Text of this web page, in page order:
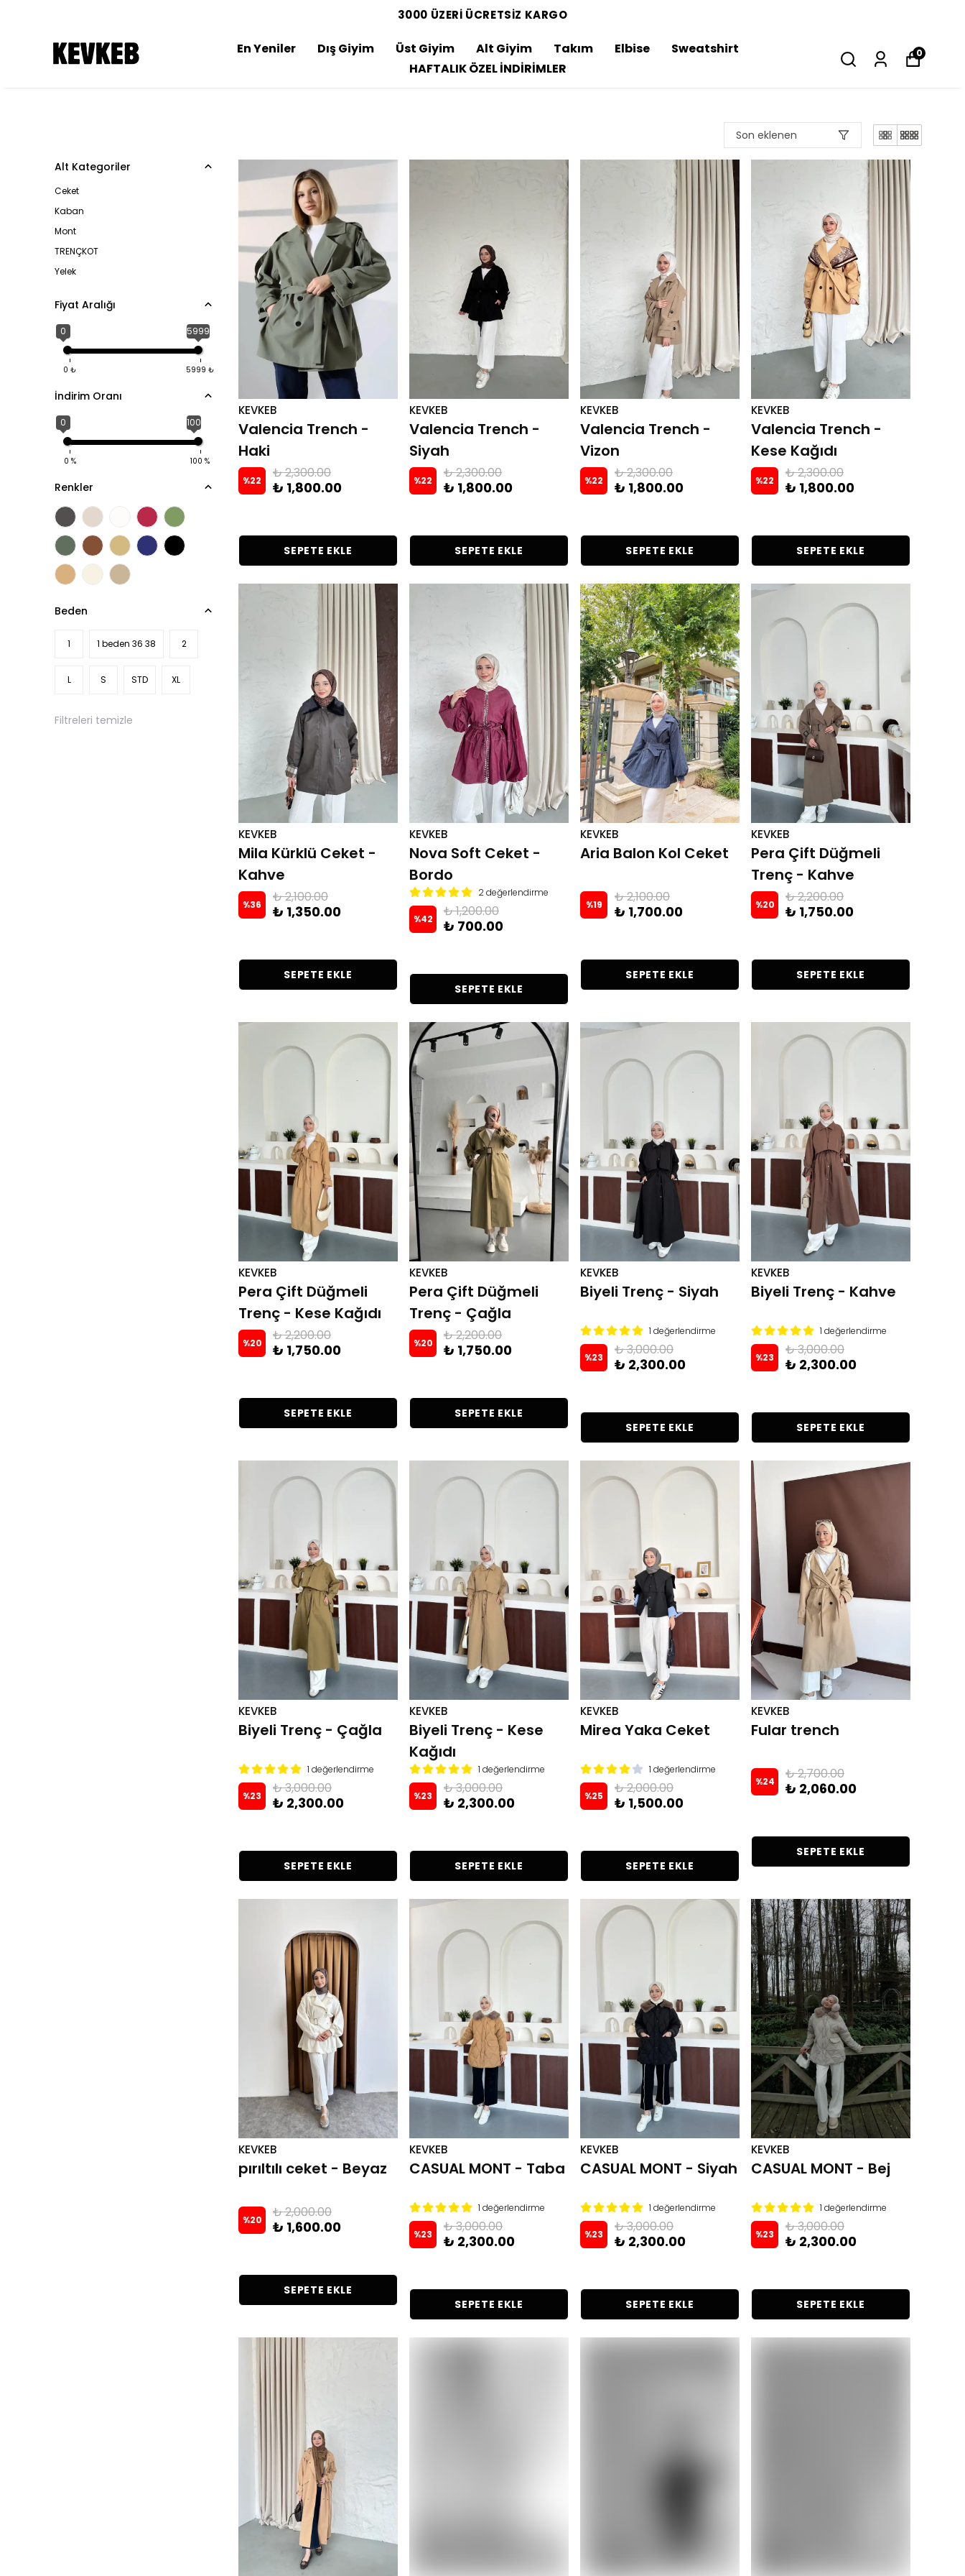
3000 ÜZERİ ÜCRETSİZ KARGO
En Yeniler Dış Giyim Üst Giyim Alt Giyim Takım Elbise
Sweatshirt
HAFTALIK ÖZEL İNDİRİMLER
0
Son eklenen
Alt Kategoriler
Ceket
Kaban
Mont
TRENÇKOT
Yelek
Fiyat Aralığı
0 5999
0 ₺ 5999 ₺
İndirim Oranı
0 100
0 % 100 %
Renkler
Beden
1 1 beden 36 38 2
L S STD XL
Filtreleri temizle
KEVKEB
Valencia Trench -
Haki
%22 ₺ 2,300.00
₺ 1,800.00
SEPETE EKLE
KEVKEB
Valencia Trench -
Siyah
%22 ₺ 2,300.00
₺ 1,800.00
SEPETE EKLE
KEVKEB
Valencia Trench -
Vizon
%22 ₺ 2,300.00
₺ 1,800.00
SEPETE EKLE
KEVKEB
Valencia Trench -
Kese Kağıdı
%22 ₺ 2,300.00
₺ 1,800.00
SEPETE EKLE
KEVKEB
Mila Kürklü Ceket -
Kahve
%36 ₺ 2,100.00
₺ 1,350.00
SEPETE EKLE
KEVKEB
Nova Soft Ceket -
Bordo
2 değerlendirme
%42 ₺ 1,200.00
₺ 700.00
SEPETE EKLE
KEVKEB
Aria Balon Kol Ceket
%19 ₺ 2,100.00
₺ 1,700.00
SEPETE EKLE
KEVKEB
Pera Çift Düğmeli
Trenç - Kahve
%20 ₺ 2,200.00
₺ 1,750.00
SEPETE EKLE
KEVKEB
Pera Çift Düğmeli
Trenç - Kese Kağıdı
%20 ₺ 2,200.00
₺ 1,750.00
SEPETE EKLE
KEVKEB
Pera Çift Düğmeli
Trenç - Çağla
%20 ₺ 2,200.00
₺ 1,750.00
SEPETE EKLE
KEVKEB
Biyeli Trenç - Siyah
1 değerlendirme
%23 ₺ 3,000.00
₺ 2,300.00
SEPETE EKLE
KEVKEB
Biyeli Trenç - Kahve
1 değerlendirme
%23 ₺ 3,000.00
₺ 2,300.00
SEPETE EKLE
KEVKEB
Biyeli Trenç - Çağla
1 değerlendirme
%23 ₺ 3,000.00
₺ 2,300.00
SEPETE EKLE
KEVKEB
Biyeli Trenç - Kese
Kağıdı
1 değerlendirme
%23 ₺ 3,000.00
₺ 2,300.00
SEPETE EKLE
KEVKEB
Mirea Yaka Ceket
1 değerlendirme
%25 ₺ 2,000.00
₺ 1,500.00
SEPETE EKLE
KEVKEB
Fular trench
%24 ₺ 2,700.00
₺ 2,060.00
SEPETE EKLE
KEVKEB
pırıltılı ceket - Beyaz
%20 ₺ 2,000.00
₺ 1,600.00
SEPETE EKLE
KEVKEB
CASUAL MONT - Taba
1 değerlendirme
%23 ₺ 3,000.00
₺ 2,300.00
SEPETE EKLE
KEVKEB
CASUAL MONT - Siyah
1 değerlendirme
%23 ₺ 3,000.00
₺ 2,300.00
SEPETE EKLE
KEVKEB
CASUAL MONT - Bej
1 değerlendirme
%23 ₺ 3,000.00
₺ 2,300.00
SEPETE EKLE